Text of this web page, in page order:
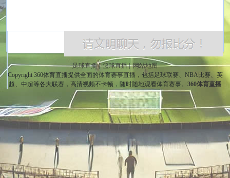
足球直播|篮球直播|网站地图
Copyright 360体育直播提供全面的体育赛事直播，包括足球联赛、NBA比赛、英
超、中超等各大联赛，高清视频不卡顿，随时随地观看体育赛事。 360体育直播